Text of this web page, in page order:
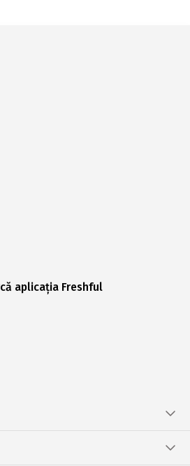
aplicația Freshful